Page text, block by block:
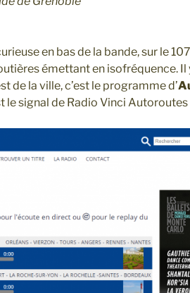
en bas de la bande, sur le
émettant en isofréquence. Il
de la ville, c’est le programme d’
le signal de Radio Vinci